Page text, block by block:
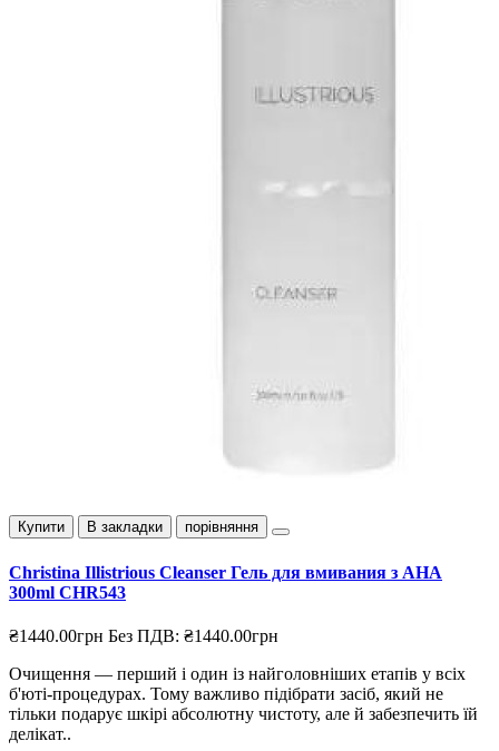
Купити В закладки порівняння
Christina Illistrious Cleanser Гель для вмивания з АНА
300ml CHR543
₴1440.00грн Без ПДВ: ₴1440.00грн
Очищення — перший і один із найголовніших етапів у всіх
б'юті-процедурах. Тому важливо підібрати засіб, який не
тільки подарує шкірі абсолютну чистоту, але й забезпечить їй
делікат..